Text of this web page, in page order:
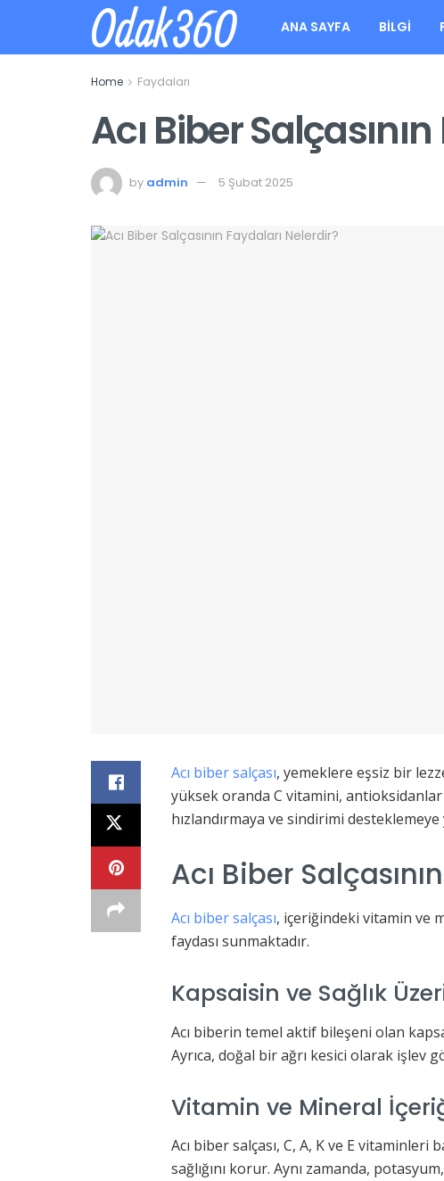
Odak360 ANA SAYFA BILGI
Home Faydaları
Acı Biber
by admin 5 Şubat 2025
Acı biber salçası, yemeklere eşsiz bir
yüksek oranda C vitamini, antioksidanlar
hızlandırmaya ve sindirimi
Acı Biber
Acı biber salçası, içeriğindeki vitamin ve
faydası sunmaktadır.
Kapsaisin ve Sağlık
Acı biberin temel aktif bileşeni olan
Ayrıca, doğal bir ağrı kesici olarak işlev
Vitamin ve Mineral
Acı biber salçası, C, A, K ve E
sağlığını korur. Aynı zamanda,